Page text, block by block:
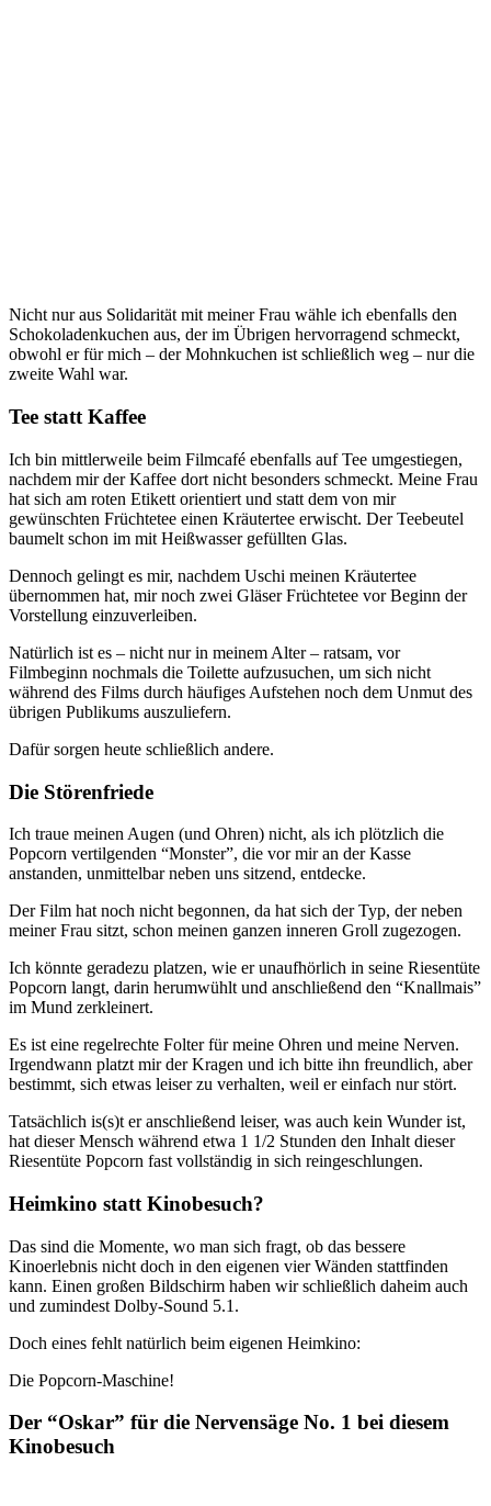
Nicht nur aus Solidarität mit meiner Frau wähle ich ebenfalls den
Schokoladenkuchen aus, der im Übrigen hervorragend schmeckt,
obwohl er für mich – der Mohnkuchen ist schließlich weg – nur die
zweite Wahl war.
Tee statt Kaffee
Ich bin mittlerweile beim Filmcafé ebenfalls auf Tee umgestiegen,
nachdem mir der Kaffee dort nicht besonders schmeckt. Meine Frau
hat sich am roten Etikett orientiert und statt dem von mir
gewünschten Früchtetee einen Kräutertee erwischt. Der Teebeutel
baumelt schon im mit Heißwasser gefüllten Glas.
Dennoch gelingt es mir, nachdem Uschi meinen Kräutertee
übernommen hat, mir noch zwei Gläser Früchtetee vor Beginn der
Vorstellung einzuverleiben.
Natürlich ist es – nicht nur in meinem Alter – ratsam, vor
Filmbeginn nochmals die Toilette aufzusuchen, um sich nicht
während des Films durch häufiges Aufstehen noch dem Unmut des
übrigen Publikums auszuliefern.
Dafür sorgen heute schließlich andere.
Die Störenfriede
Ich traue meinen Augen (und Ohren) nicht, als ich plötzlich die
Popcorn vertilgenden “Monster”, die vor mir an der Kasse
anstanden, unmittelbar neben uns sitzend, entdecke.
Der Film hat noch nicht begonnen, da hat sich der Typ, der neben
meiner Frau sitzt, schon meinen ganzen inneren Groll zugezogen.
Ich könnte geradezu platzen, wie er unaufhörlich in seine Riesentüte
Popcorn langt, darin herumwühlt und anschließend den “Knallmais”
im Mund zerkleinert.
Es ist eine regelrechte Folter für meine Ohren und meine Nerven.
Irgendwann platzt mir der Kragen und ich bitte ihn freundlich, aber
bestimmt, sich etwas leiser zu verhalten, weil er einfach nur stört.
Tatsächlich is(s)t er anschließend leiser, was auch kein Wunder ist,
hat dieser Mensch während etwa 1 1/2 Stunden den Inhalt dieser
Riesentüte Popcorn fast vollständig in sich reingeschlungen.
Heimkino statt Kinobesuch?
Das sind die Momente, wo man sich fragt, ob das bessere
Kinoerlebnis nicht doch in den eigenen vier Wänden stattfinden
kann. Einen großen Bildschirm haben wir schließlich daheim auch
und zumindest Dolby-Sound 5.1.
Doch eines fehlt natürlich beim eigenen Heimkino:
Die Popcorn-Maschine!
Der “Oskar” für die Nervensäge No. 1 bei diesem
Kinobesuch